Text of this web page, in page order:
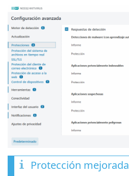
Protección mejorada